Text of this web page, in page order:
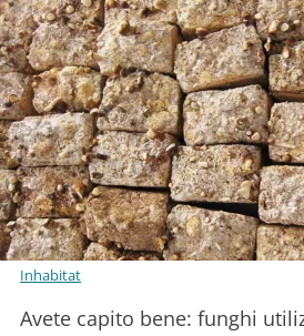
Inhabitat
Avete capito bene: funghi